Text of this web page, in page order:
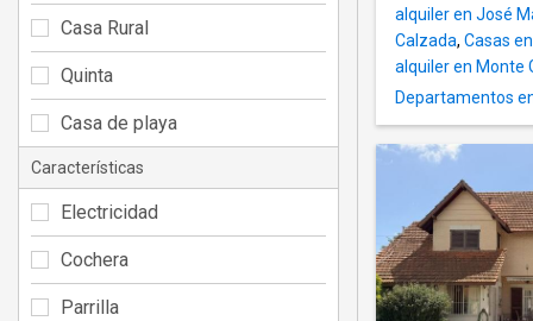
alquiler en José
Calzada, Casas
alquiler en Monte
Departamentos
Casa Rural
Quinta
Casa de playa
Características
Electricidad
Cochera
Parrilla